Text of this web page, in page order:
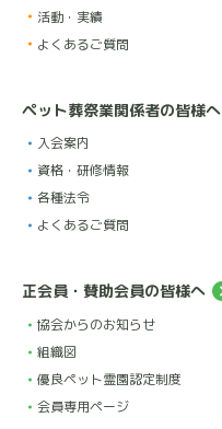
活動・実績
よくあるご質問
ペット葬祭業関係者の皆様へ
入会案内
資格・研修情報
各種法令
よくあるご質問
正会員・賛助会員の皆様へ
協会からのお知らせ
組織図
優良ペット霊園認定制度
会員専用ページ